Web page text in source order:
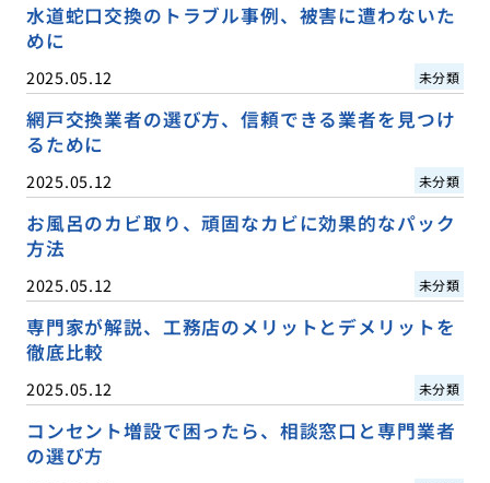
水道蛇口交換のトラブル事例、被害に遭わないた
めに
2025.05.12 未分類
網戸交換業者の選び方、信頼できる業者を見つけ
るために
2025.05.12 未分類
お風呂のカビ取り、頑固なカビに効果的なパック
方法
2025.05.12 未分類
専門家が解説、工務店のメリットとデメリットを
徹底比較
2025.05.12 未分類
コンセント増設で困ったら、相談窓口と専門業者
の選び方